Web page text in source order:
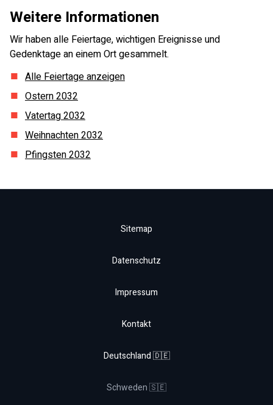
Weitere Informationen
Wir haben alle Feiertage, wichtigen Ereignisse und
Gedenktage an einem Ort gesammelt.
Alle Feiertage anzeigen
Ostern2032
Vatertag2032
Weihnachten2032
Pfingsten2032
Sitemap
Datenschutz
Impressum
Kontakt
Deutschland 🇩🇪
Schweden 🇸🇪